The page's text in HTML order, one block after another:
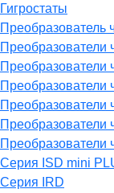
Гигростаты
Преобразователь
Преобразователи
Преобразователи
Преобразователи
Преобразователи
Преобразователи
Преобразователи
Серия ISD mini
Серия IRD